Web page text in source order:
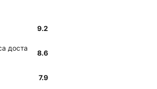
9.2
доста
8.6
7.9